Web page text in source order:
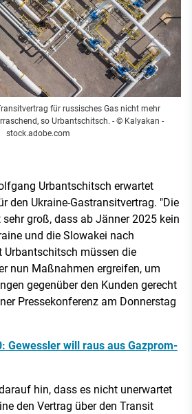
für russisches Gas nicht mehr
so Urbantschitsch. - © Kalyakan -
stock.adobe.com
Urbantschitsch erwartet
den Ukraine-Gastransitvertrag. "Die
groß, dass ab Jänner 2025 kein
und die Slowakei nach
Urbantschitsch müssen die
nun Maßnahmen ergreifen, um
gegenüber den Kunden gerecht
Pressekonferenz am Donnerstag
Gewessler will raus aus Gazprom-
hin, dass es nicht unerwartet
den Vertrag über den Transit